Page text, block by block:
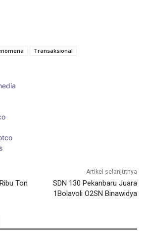
Transaksional
Ton
Artikel selanjutnya
SDN 130 Pekanbaru Juara
1Bolavoli O2SN Binawidya